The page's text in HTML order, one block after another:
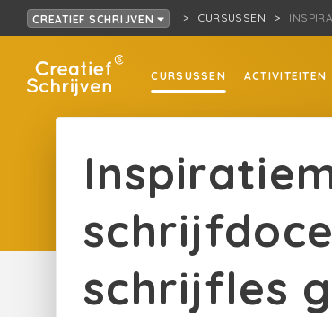
CREATIEF SCHRIJVEN CURSUSSEN
CURSUSSEN ACTIVITEITEN
schrijfles